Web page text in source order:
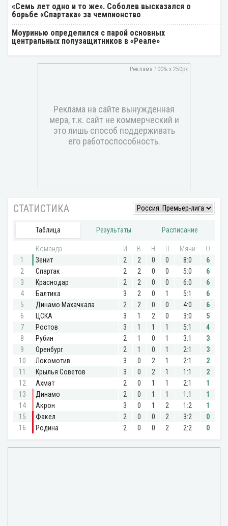
«Семь лет одно и то же». Соболев высказался о
борьбе «Спартака» за чемпионство
Моуринью определился с парой основных
центральных полузащитников в «Реале»